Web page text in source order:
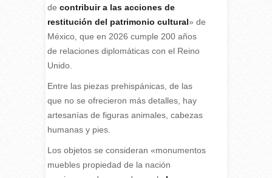
de contribuir a las acciones de
restitución del patrimonio cultural» de
México, que en 2026 cumple 200 años
de relaciones diplomáticas con el Reino
Unido.
Entre las piezas prehispánicas, de las
que no se ofrecieron más detalles, hay
artesanías de figuras animales, cabezas
humanas y pies.
Los objetos se consideran «monumentos
muebles propiedad de la nación